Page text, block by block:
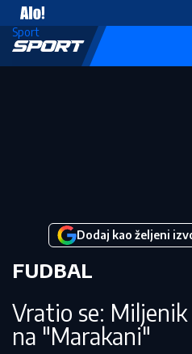
Vesti
Sport
Dodaj kao željeni
FUDBAL
Vratio se:
na "Marakani"